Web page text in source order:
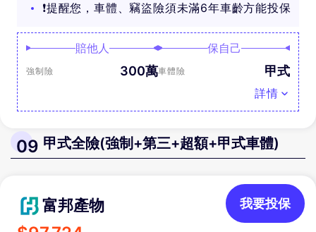
❗提醒您，車體、竊盜險須未滿6年車齡方能投保
賠他人
強制險 300萬
保自己
車體險 甲式
詳情
09 甲式全險(強制+第三+超額+甲式車體)
富邦產物 我要投保